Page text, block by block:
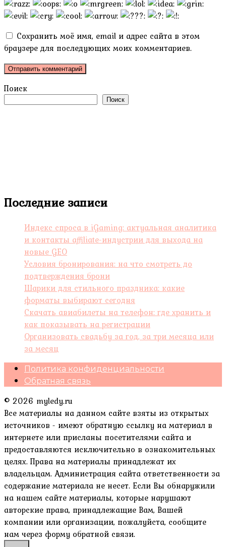
Сохранить моё имя, email и адрес сайта в этом
браузере для последующих моих комментариев.
Поиск
Поиск
Последние записи
Индекс спроса в iGaming: актуальная аналитика
и контакты affiliate-индустрии для выхода на
новые GEO
Условия бронирования: на что смотреть до
подтверждения брони
Шарики для стильного праздника: какие
форматы выбирают сегодня
Скачать авиабилеты на телефон: где хранить и
как показывать на регистрации
Организовать свадьбу за год, за три месяца или
за месяц
Политика конфиденциальности
Обратная связь
© 2026 myledy.ru
Все материалы на данном сайте взяты из открытых
источников - имеют обратную ссылку на материал в
интернете или присланы посетителями сайта и
предоставляются исключительно в ознакомительных
целях. Права на материалы принадлежат их
владельцам. Администрация сайта ответственности за
содержание материала не несет. Если Вы обнаружили
на нашем сайте материалы, которые нарушают
авторские права, принадлежащие Вам, Вашей
компании или организации, пожалуйста, сообщите
нам через форму обратной связи.